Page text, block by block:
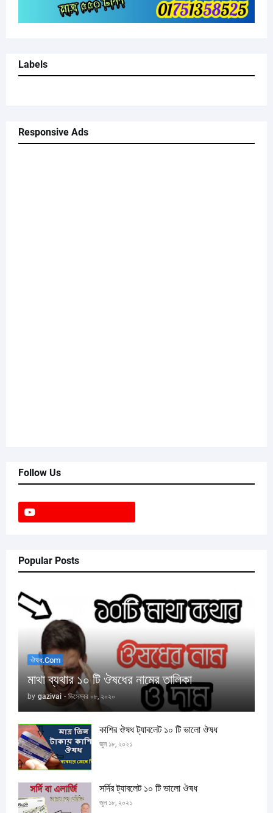
Labels
Responsive Ads
Follow Us
Popular Posts
ঔষধ.com
মাথা ব্যথার ১০ টি ঔষধের নামের তালিকা
by gazivai - ডিসেম্বর ০৮, ২০২০
কাশির ঔষধ ট্যাবলেট ১০ টি ভালো ঔষধ
জুন ১৮, ২০২১
সর্দির ট্যাবলেট ১০ টি ভালো ঔষধ
জুন ১৮, ২০২১